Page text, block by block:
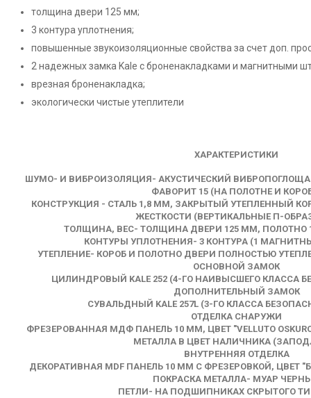
толщина двери 125 мм;
3 контура уплотнения;
повышенные звукоизоляционные свойства за счет доп.
2 надежных замка Kale с броненакладками и магнитными
врезная броненакладка;
экологически чистые утеплители
ХАРАКТЕРИСТИКИ
ШУМО- И ВИБРОИЗОЛЯЦИЯ- АКУСТИЧЕСКИЙ
ФАВОРИТ 15 (НА ПОЛОТНЕ И
КОНСТРУКЦИЯ - СТАЛЬ 1,8 ММ, ЗАКРЫТЫЙ УТЕПЛЕННЫЙ
ЖЕСТКОСТИ (ВЕРТИКАЛЬНЫЕ П-
ТОЛЩИНА, ВЕС- ТОЛЩИНА ДВЕРИ 125 ММ, ПОЛОТНО
КОНТУРЫ УПЛОТНЕНИЯ- 3 КОНТУРА (1
УТЕПЛЕНИЕ- КОРОБ И ПОЛОТНО ДВЕРИ ПОЛНОСТЬЮ
ОСНОВНОЙ ЗАМОК
ЦИЛИНДРОВЫЙ KALE 252 (4-ГО НАИВЫСШЕГО КЛАССА
ДОПОЛНИТЕЛЬНЫЙ ЗАМОК
СУВАЛЬДНЫЙ KALE 257L (3-ГО КЛАССА
ОТДЕЛКА СНАРУЖИ
ФРЕЗЕРОВАННАЯ МДФ ПАНЕЛЬ 10 ММ, ЦВЕТ "VELLUTO
МЕТАЛЛА В ЦВЕТ НАЛИЧНИКА
ВНУТРЕННЯЯ ОТДЕЛКА
ДЕКОРАТИВНАЯ MDF ПАНЕЛЬ 10 ММ С ФРЕЗЕРОВКОЙ, ЦВЕТ
ПОКРАСКА МЕТАЛЛА- МУАР
ПЕТЛИ- НА ПОДШИПНИКАХ СКРЫТОГО